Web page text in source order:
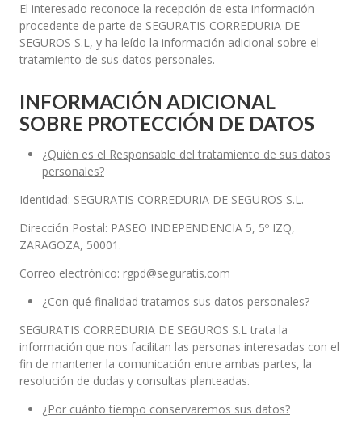
El interesado reconoce la recepción de esta información
procedente de parte de SEGURATIS CORREDURIA DE
SEGUROS S.L, y ha leído la información adicional sobre el
tratamiento de sus datos personales.
INFORMACIÓN ADICIONAL
SOBRE PROTECCIÓN DE DATOS
¿Quién es el Responsable del tratamiento de sus datos
personales?
Identidad: SEGURATIS CORREDURIA DE SEGUROS S.L.
Dirección Postal: PASEO INDEPENDENCIA 5, 5º IZQ,
ZARAGOZA, 50001.
Correo electrónico: rgpd@seguratis.com
¿Con qué finalidad tratamos sus datos personales?
SEGURATIS CORREDURIA DE SEGUROS S.L trata la
información que nos facilitan las personas interesadas con el
fin de mantener la comunicación entre ambas partes, la
resolución de dudas y consultas planteadas.
¿Por cuánto tiempo conservaremos sus datos?